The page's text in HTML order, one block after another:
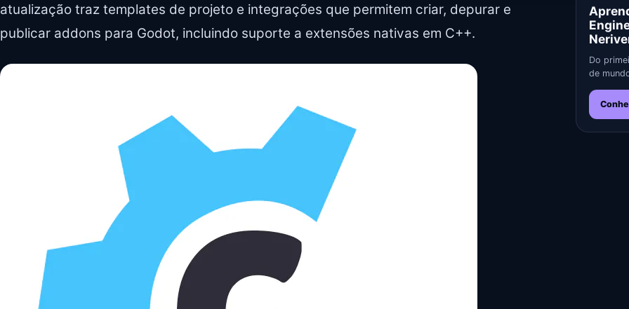
atualização traz templates de projeto e integrações que permitem criar, depurar e
publicar addons para Godot, incluindo suporte a extensões nativas em C++.
Do
de